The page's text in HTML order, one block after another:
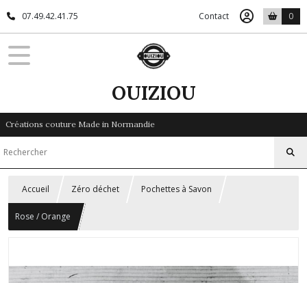
07.49.42.41.75 Contact 0
OUIZIOU
Créations couture Made in Normandie
Accueil Zéro déchet Pochettes à Savon
Rose / Orange